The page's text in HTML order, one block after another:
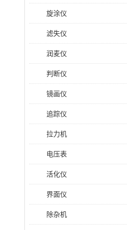
旋涂仪
滤失仪
润麦仪
判断仪
镜画仪
追踪仪
拉力机
电压表
活化仪
界面仪
除杂机